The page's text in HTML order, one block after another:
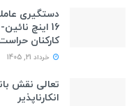
دستگیری
16 اینچ
کارکنان
خرداد 21, 1405
تعالی نقش
انکارناپذیر